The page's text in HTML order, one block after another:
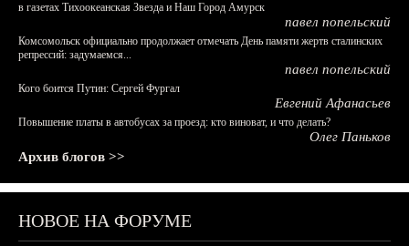
в газетах Тихоокеанская Звезда и Наш Город Амурск
павел попельский
Комсомольск официально продолжает отмечать День памяти жертв сталинских
репрессий: задумаемся...
павел попельский
Кого боится Путин: Сергей Фургал
Евгений Афанасьев
Повышение платы в автобусах за проезд: кто виноват, и что делать?
Олег Паньков
Архив блогов >>
НОВОЕ НА ФОРУМЕ